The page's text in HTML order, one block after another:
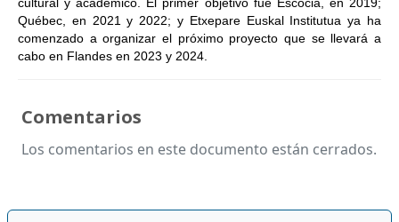
Québec, en 2021 y 2022; y Etxepare Euskal Institutua ya ha
comenzado a organizar el próximo proyecto que se llevará a
cabo en Flandes en 2023 y 2024.
Comentarios
Los comentarios en este documento están cerrados.